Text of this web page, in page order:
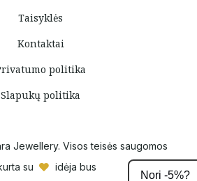
Taisyklės
Kontaktai
politika
Slapukų politika
Jewellery. Visos teisės saugomos
su
idėja bus
Nori -5%?